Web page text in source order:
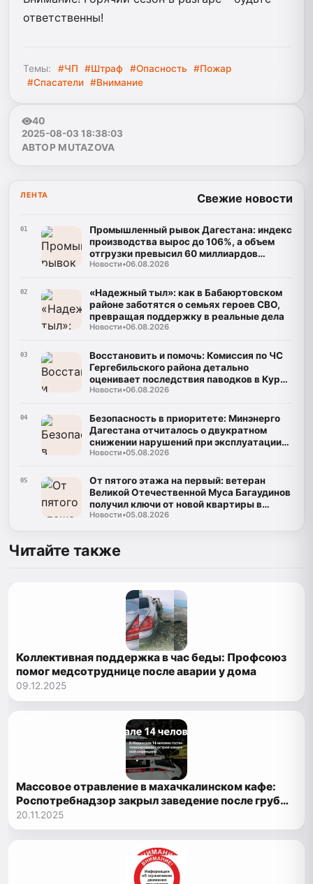
ответственны!
Темы: #ЧП #Штраф #Опасность
#Пожар
#Спасатели #Внимание
40
2025-08-03 18:38:03
АВТОР MUTAZOVA
ЛЕНТА Свежие новости
01
Промышленный рывок Дагестана: индекс
производства вырос до 106%, а объем
отгрузки превысил 60 миллиардов
рублей
Новости•06.08.2026
02
«Надежный тыл»: как в Бабаюртовском
районе заботятся о семьях героев СВО,
превращая поддержку в реальные дела
Новости•06.08.2026
03
Восстановить и помочь: Комиссия по ЧС
Гергебильского района детально
оценивает последствия паводков в Курми
и Хвартикуни
Новости•06.08.2026
04
Безопасность в приоритете: Минэнерго
Дагестана отчиталось о двукратном
снижении нарушений при эксплуатации
газа
Новости•05.08.2026
05
От пятого этажа на первый: ветеран
Великой Отечественной Муса Багаудинов
получил ключи от новой квартиры в
Каспийске
Новости•05.08.2026
Читайте также
Коллективная поддержка в час беды: Профсоюз
помог медсотруднице после аварии у дома
09.12.2025
Массовое отравление в махачкалинском кафе:
Роспотребнадзор закрыл заведение после грубых
нарушений
20.11.2025